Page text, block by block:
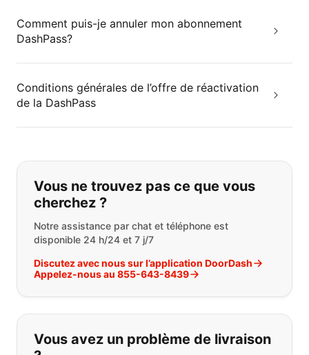
Comment puis-je annuler mon abonnement
DashPass?
Conditions générales de l’offre de réactivation
de la DashPass
Si vous ne trouvez pas ce que vous
Vous ne trouvez pas ce que vous
cherchez ?
Notre assistance par chat et téléphone est
disponible 24 h/24 et 7 j/7
Discutez avec nous sur l’application DoorDash
Appelez-nous au 855-643-8439
Vous avez un problème de livraison